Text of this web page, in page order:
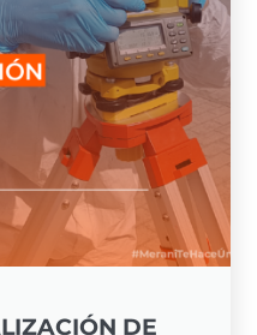
DE